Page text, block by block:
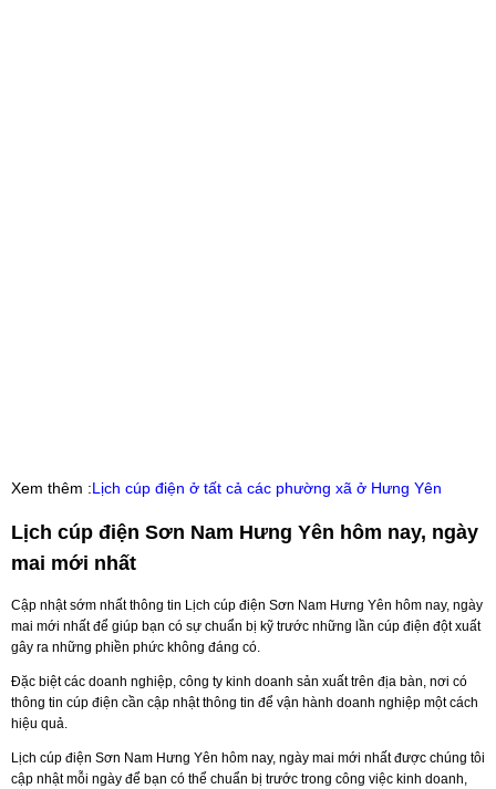
Xem thêm :Lịch cúp điện ở tất cả các phường xã ở Hưng Yên
Lịch cúp điện Sơn Nam Hưng Yên hôm nay, ngày
mai mới nhất
Cập nhật sớm nhất thông tin Lịch cúp điện Sơn Nam Hưng Yên hôm nay, ngày
mai mới nhất để giúp bạn có sự chuẩn bị kỹ trước những lần cúp điện đột xuất
gây ra những phiền phức không đáng có.
Đặc biệt các doanh nghiệp, công ty kinh doanh sản xuất trên địa bàn, nơi có
thông tin cúp điện cần cập nhật thông tin để vận hành doanh nghiệp một cách
hiệu quả.
Lịch cúp điện Sơn Nam Hưng Yên hôm nay, ngày mai mới nhất được chúng tôi
cập nhật mỗi ngày để bạn có thể chuẩn bị trước trong công việc kinh doanh,